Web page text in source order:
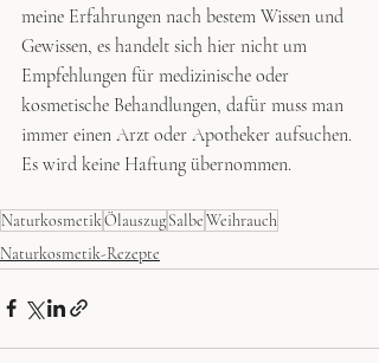
meine Erfahrungen nach bestem Wissen und
Gewissen, es handelt sich hier nicht um
Empfehlungen für medizinische oder
kosmetische Behandlungen, dafür muss man
immer einen Arzt oder Apotheker aufsuchen.
Es wird keine Haftung übernommen.
NaturkosmetikÖlauszugSalbeWeihrauch
Naturkosmetik-Rezepte